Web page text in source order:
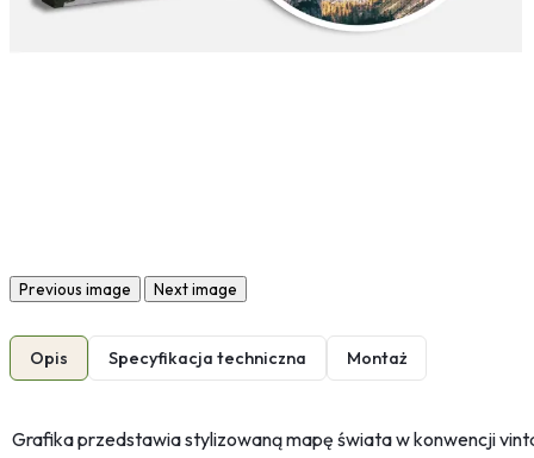
Previous image Next image
Opis Specyfikacja techniczna Montaż
Grafika przedstawia stylizowaną mapę świata w konwencji